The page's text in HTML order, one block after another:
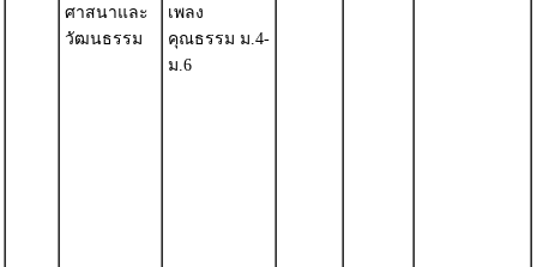
ศาสนาและ
วัฒนธรรม
เพลง
คุณธรรม ม.4-
ม.6